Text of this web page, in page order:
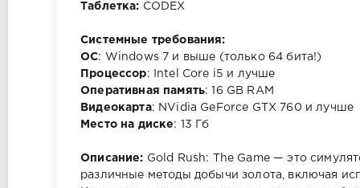
Таблетка: CODEX
Системные требования:
ОС: Windows 7 и выше (только 64 бита!)
Процессор: Intel Core i5 и лучше
Оперативная память: 16 GB RAM
Видеокарта: NVidia GeForce GTX 760 и лучше
Место на диске: 13 Гб
Описание: Gold Rush: The Game — это
различные методы добычи золота, включая